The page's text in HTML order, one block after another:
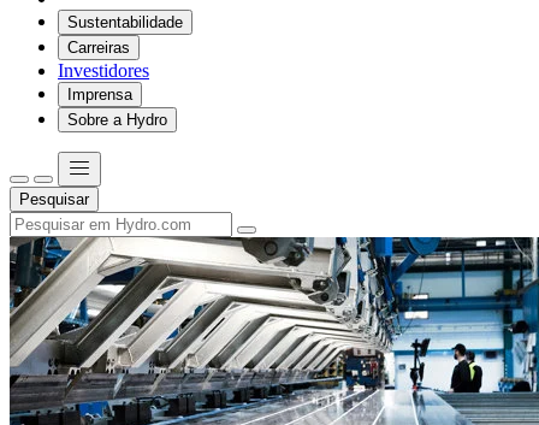
Sustentabilidade
Carreiras
Investidores
Imprensa
Sobre a Hydro
Pesquisar